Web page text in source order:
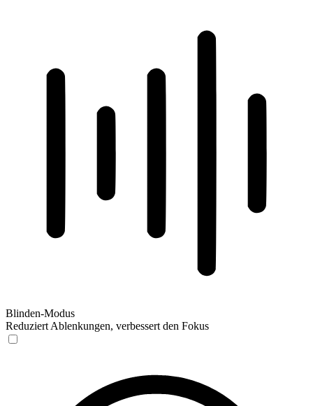
Blinden-Modus
Reduziert Ablenkungen, verbessert den Fokus